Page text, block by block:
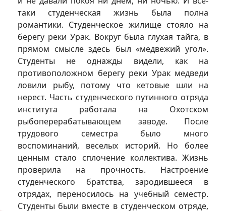
таки студенческая жизнь была полна
романтики. Студенческое жилище стояло на
берегу реки Урак. Вокруг была глухая тайга, в
прямом смысле здесь был «медвежий угол».
Студенты не однажды видели, как на
противоположном берегу реки Урак медведи
ловили рыбу, потому что кетовые шли на
нерест. Часть студенческого путинного отряда
института работала на Охотском
рыбоперерабатывающем заводе. После
трудового семестра было много
воспоминаний, веселых историй. Но более
ценным стало сплочение коллектива. Жизнь
проверила на прочность. Настроение
студенческого братства, зародившееся в
отрядах, переносилось на учебный семестр.
Студенты были вместе в студенческом отряде,